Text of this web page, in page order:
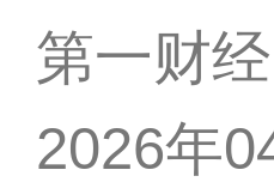
第一财经
2026年